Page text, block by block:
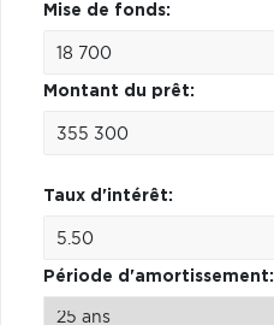
Mise de fonds:
Montant du prêt:
Taux d'intérêt:
Période d'amortissement: